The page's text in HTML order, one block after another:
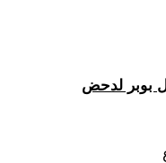
بوبر لدحض